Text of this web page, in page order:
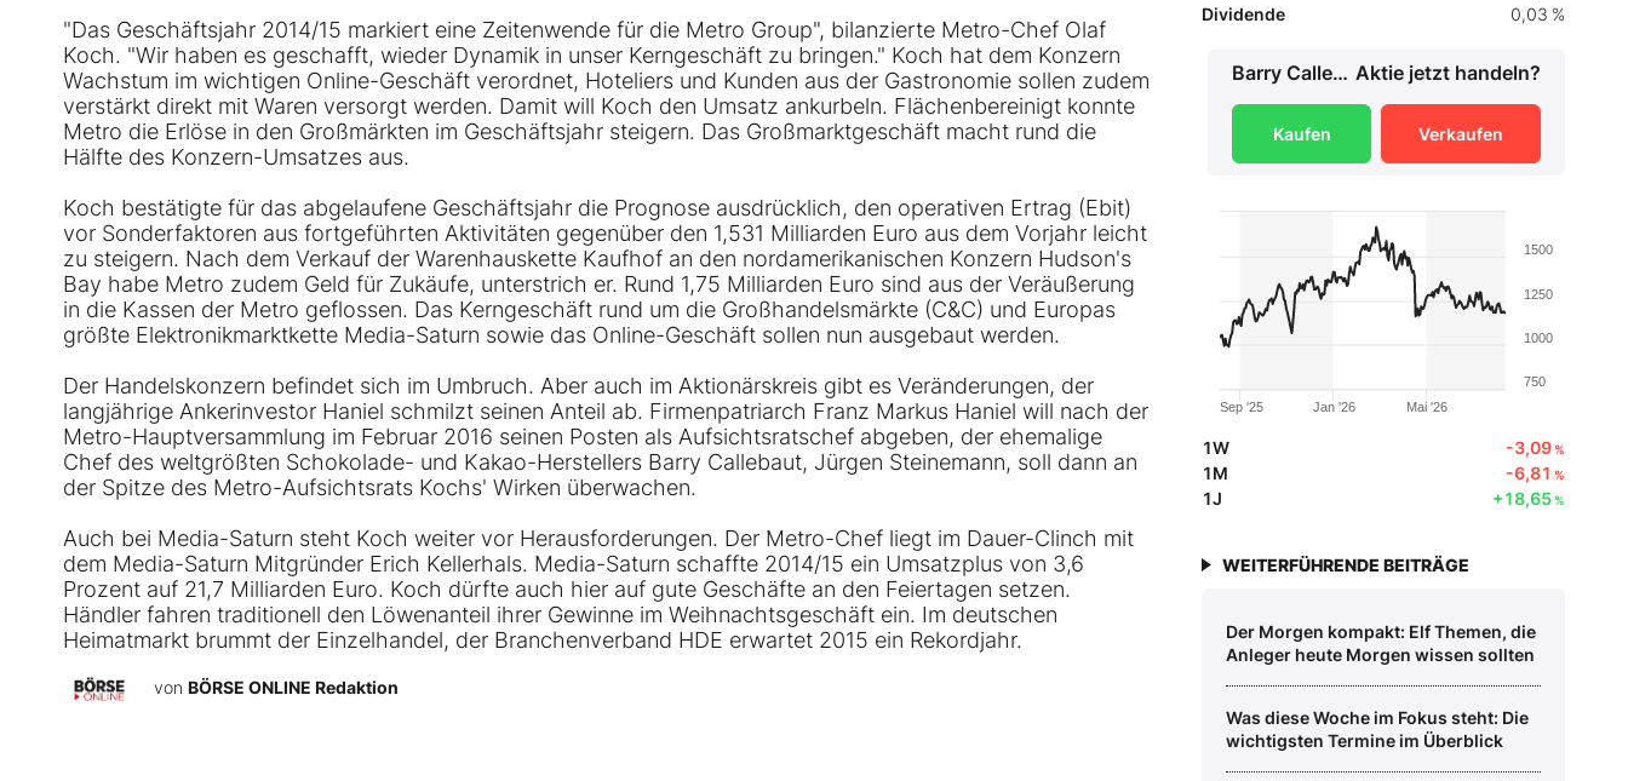
"Das Geschäftsjahr 2014/15 markiert eine Zeitenwende für die Metro Group", bilanzierte Metro-Chef Olaf
Koch. "Wir haben es geschafft, wieder Dynamik in unser Kerngeschäft zu bringen." Koch hat dem Konzern
Wachstum im wichtigen Online-Geschäft verordnet, Hoteliers und Kunden aus der Gastronomie sollen zudem
verstärkt direkt mit Waren versorgt werden. Damit will Koch den Umsatz ankurbeln. Flächenbereinigt konnte
Metro die Erlöse in den Großmärkten im Geschäftsjahr steigern. Das Großmarktgeschäft macht rund die
Hälfte des Konzern-Umsatzes aus.
Koch bestätigte für das abgelaufene Geschäftsjahr die Prognose ausdrücklich, den operativen Ertrag (Ebit)
vor Sonderfaktoren aus fortgeführten Aktivitäten gegenüber den 1,531 Milliarden Euro aus dem Vorjahr leicht
zu steigern. Nach dem Verkauf der Warenhauskette Kaufhof an den nordamerikanischen Konzern Hudson's
Bay habe Metro zudem Geld für Zukäufe, unterstrich er. Rund 1,75 Milliarden Euro sind aus der Veräußerung
in die Kassen der Metro geflossen. Das Kerngeschäft rund um die Großhandelsmärkte (C&C) und Europas
größte Elektronikmarktkette Media-Saturn sowie das Online-Geschäft sollen nun ausgebaut werden.
Der Handelskonzern befindet sich im Umbruch. Aber auch im Aktionärskreis gibt es Veränderungen, der
langjährige Ankerinvestor Haniel schmilzt seinen Anteil ab. Firmenpatriarch Franz Markus Haniel will nach der
Metro-Hauptversammlung im Februar 2016 seinen Posten als Aufsichtsratschef abgeben, der ehemalige
Chef des weltgrößten Schokolade- und Kakao-Herstellers Barry Callebaut, Jürgen Steinemann, soll dann an
der Spitze des Metro-Aufsichtsrats Kochs' Wirken überwachen.
Auch bei Media-Saturn steht Koch weiter vor Herausforderungen. Der Metro-Chef liegt im Dauer-Clinch mit
dem Media-Saturn Mitgründer Erich Kellerhals. Media-Saturn schaffte 2014/15 ein Umsatzplus von 3,6
Prozent auf 21,7 Milliarden Euro. Koch dürfte auch hier auf gute Geschäfte an den Feiertagen setzen.
Händler fahren traditionell den Löwenanteil ihrer Gewinne im Weihnachtsgeschäft ein. Im deutschen
Heimatmarkt brummt der Einzelhandel, der Branchenverband HDE erwartet 2015 ein Rekordjahr.
von BÖRSE ONLINE Redaktion
Dividende
0,03 %
Barry Callebaut AG Aktie jetzt handeln?
Kaufen Verkaufen
Jan '26
Sep '25 Mai '26
750
1000
1250
1500
1W -3,09%
1M -6,81 %
1J +18,65%
WEITERFÜHRENDE BEITRÄGE
Der Morgen kompakt: Elf Themen, die
Anleger heute Morgen wissen sollten
Was diese Woche im Fokus steht: Die
wichtigsten Termine im Überblick